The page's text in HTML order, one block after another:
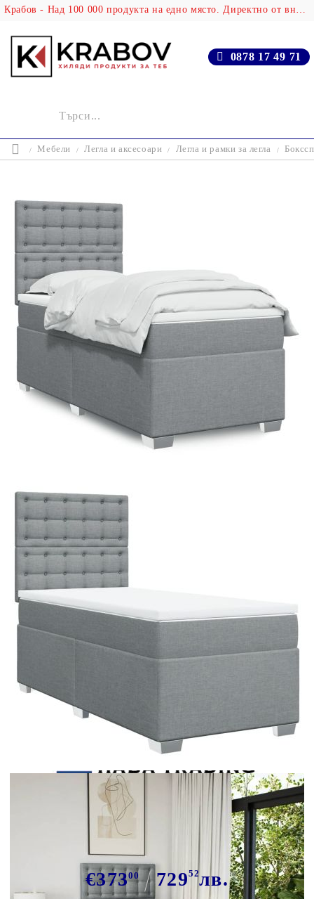
Крабов - Над 100 000 продукта на едно място. Директно от вносителя!
0878 17 49 71
Мебели Легла и аксесоари Легла и рамки за легла
Сподели
Боксспринг легло с матрак,
светлосиво, 90x200 см, плат
€37300 72952лв.